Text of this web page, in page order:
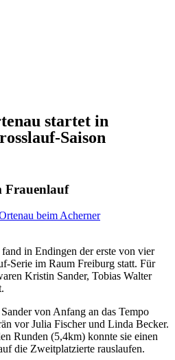
startet in
Saison
Frauenlauf
in Endingen der erste von vier
Serie im Raum Freiburg statt. Für
Kristin Sander, Tobias Walter
von Anfang an das Tempo
vor Julia Fischer und Linda Becker.
Runden (5,4km) konnte sie einen
die Zweitplatzierte rauslaufen.